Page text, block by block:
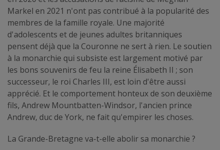
Markel en 2021 n'ont pas contribué à la popularité des
membres de la famille royale. Une majorité
d'adolescents et de jeunes adultes britanniques
pensent déjà que la Couronne ne sert à rien. Le soutien
à la monarchie qui subsiste est largement motivé par
les bons souvenirs de feu la reine Élisabeth II ; son
successeur, le roi Charles III, est loin d'être aussi
apprécié. Et le comportement honteux de son deuxième
fils, Andrew Mountbatten-Windsor, l'ancien prince
Andrew, duc de York, ne fait qu'empirer les choses.
La Grande-Bretagne va-t-elle abolir sa monarchie ?